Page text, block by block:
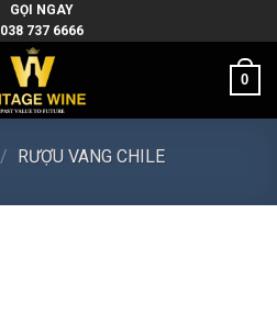
GỌI NGAY
038 737 6666
0
/ RƯỢU VANG CHILE